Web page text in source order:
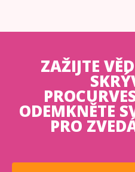
ZAŽIJTE
ODEMKNĚTE
PRO